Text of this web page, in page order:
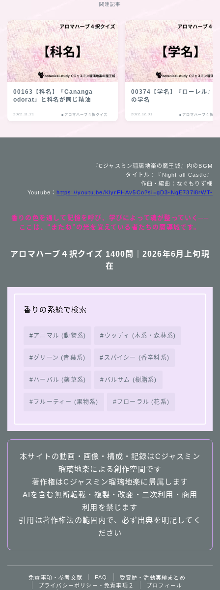
Follow Me
関連記事
00163【科名】「Cananga
odorat」と科名が同じ精油
2022.11.21 ■アロマハーブ４択クイズ
00374【学名】『ローレル』
の学名
2022.12.01 ■アロマハーブ４択ク
『Cジャスミン瑠璃地楽の魔王城』内のBGM
タイトル：『Nightfall Castle』
作曲・編曲：なぐもりず様
Youtube： https://youtu.be/KlyrFHAv5Co?si=gD3-NgE737i8rWT-
香りの色を通して記憶を呼び、学びによって魂が整っていく──
ここは、“またね”の光を覚えている者たちの魔導城です。
アロマハーブ４択クイズ 1400問｜2026年6月上旬現
在
香りの系統で検索
アニマル (動物系) ウッディ (木系・森林系)
グリーン (青葉系) スパイシー (香辛料系)
ハーバル (薬草系) バルサム (樹脂系)
フルーティー (果物系) フローラル (花系)
本サイトの動画・画像・構成・記録はCジャスミン
瑠璃地楽による創作空間です
著作権はCジャスミン瑠璃地楽に帰属します
AIを含む無断転載・複製・改変・二次利用・商用
利用を禁じます
引用は著作権法の範囲内で、必ず出典を明記してく
ださい
免責事項・参考文献 FAQ
受賞歴・活動実績まとめ
プライバシーポリシー・免責事項２
プロフィール
follow me
４択クイズ動画へ